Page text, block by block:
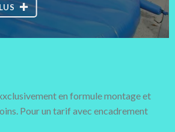
en formule montage et
Pour un tarif avec encadrement